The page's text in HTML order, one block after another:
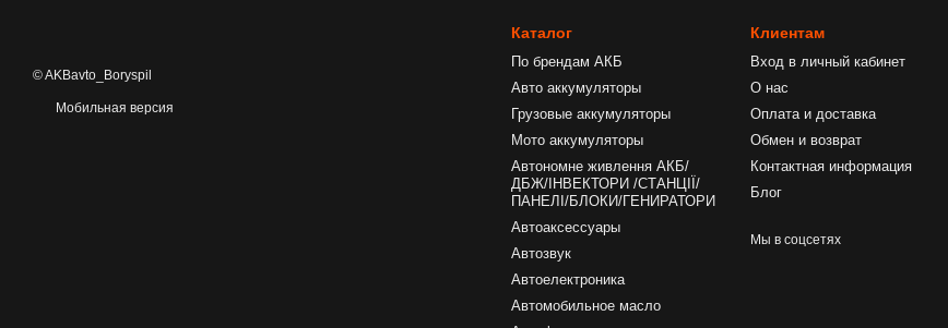
© AKBavto_Boryspil
Мобильная версия
Каталог
По брендам АКБ
Авто аккумуляторы
Грузовые аккумуляторы
Мото аккумуляторы
Автономне живлення АКБ/
ДБЖ/ІНВЕКТОРИ /СТАНЦІЇ/
ПАНЕЛІ/БЛОКИ/ГЕНИРАТОРИ
Автоаксессуары
Автозвук
Автоелектроника
Автомобильное масло
Клиентам
Вход в личный кабинет
О нас
Оплата и доставка
Обмен и возврат
Контактная информация
Блог
Мы в соцсетях